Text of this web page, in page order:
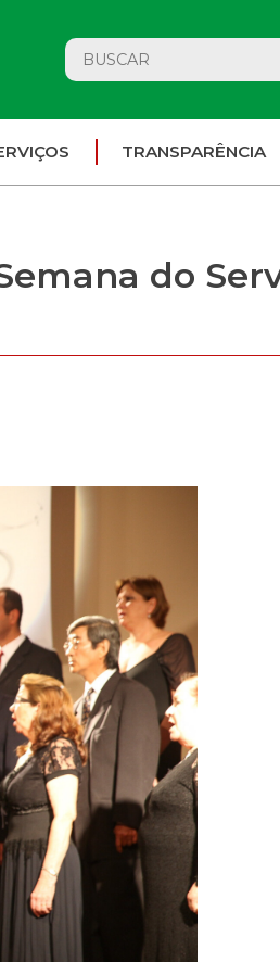
TRANSPARÊNCIA
do